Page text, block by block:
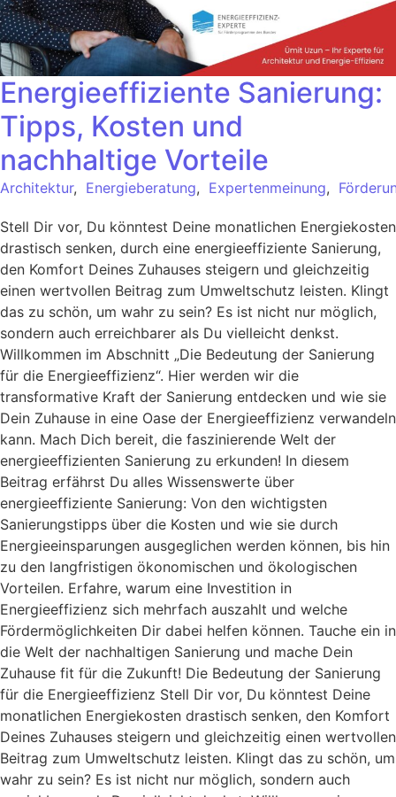
Energieeffiziente Sanierung:
Tipps, Kosten und
nachhaltige Vorteile
Architektur, Energieberatung, Expertenmeinung,
Stell Dir vor, Du könntest Deine monatlichen Energiekosten
drastisch senken, durch eine energieeffiziente Sanierung,
den Komfort Deines Zuhauses steigern und gleichzeitig
einen wertvollen Beitrag zum Umweltschutz leisten. Klingt
das zu schön, um wahr zu sein? Es ist nicht nur möglich,
sondern auch erreichbarer als Du vielleicht denkst.
Willkommen im Abschnitt „Die Bedeutung der Sanierung
für die Energieeffizienz“. Hier werden wir die
transformative Kraft der Sanierung entdecken und wie sie
Dein Zuhause in eine Oase der Energieeffizienz verwandeln
kann. Mach Dich bereit, die faszinierende Welt der
energieeffizienten Sanierung zu erkunden! In diesem
Beitrag erfährst Du alles Wissenswerte über
energieeffiziente Sanierung: Von den wichtigsten
Sanierungstipps über die Kosten und wie sie durch
Energieeinsparungen ausgeglichen werden können, bis hin
zu den langfristigen ökonomischen und ökologischen
Vorteilen. Erfahre, warum eine Investition in
Energieeffizienz sich mehrfach auszahlt und welche
Fördermöglichkeiten Dir dabei helfen können. Tauche ein in
die Welt der nachhaltigen Sanierung und mache Dein
Zuhause fit für die Zukunft! Die Bedeutung der Sanierung
für die Energieeffizienz Stell Dir vor, Du könntest Deine
monatlichen Energiekosten drastisch senken, den Komfort
Deines Zuhauses steigern und gleichzeitig einen wertvollen
Beitrag zum Umweltschutz leisten. Klingt das zu schön, um
wahr zu sein? Es ist nicht nur möglich, sondern auch